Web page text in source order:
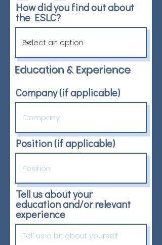
How did you find out about
the ESLC?
Education & Experience
Company (if applicable)
Position (if applicable)
Tell us about your
education and/or relevant
experience